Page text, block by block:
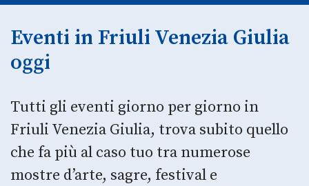
Eventi in Friuli Venezia Giulia
oggi
Tutti gli eventi giorno per giorno in
Friuli Venezia Giulia, trova subito quello
che fa più al caso tuo tra numerose
mostre d’arte, sagre, festival e